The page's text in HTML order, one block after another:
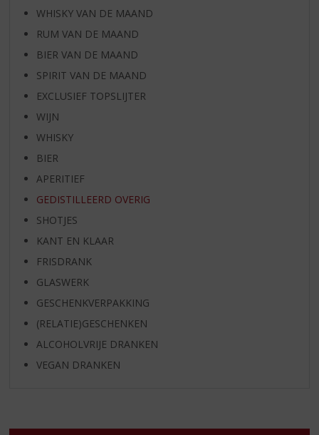
WHISKY VAN DE MAAND
RUM VAN DE MAAND
BIER VAN DE MAAND
SPIRIT VAN DE MAAND
EXCLUSIEF TOPSLIJTER
WIJN
WHISKY
BIER
APERITIEF
GEDISTILLEERD OVERIG
SHOTJES
KANT EN KLAAR
FRISDRANK
GLASWERK
GESCHENKVERPAKKING
(RELATIE)GESCHENKEN
ALCOHOLVRIJE DRANKEN
VEGAN DRANKEN